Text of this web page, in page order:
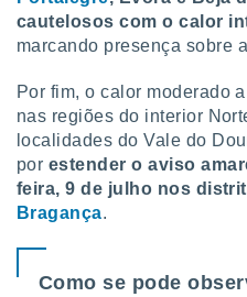
através
nós e
únicos
cautelosos com o calor
marcando presença sobre
Por fim, o calor moderado
nas regiões do interior
localidades do Vale do
por estender o aviso
feira, 9 de julho nos
Bragança.
Como se pode